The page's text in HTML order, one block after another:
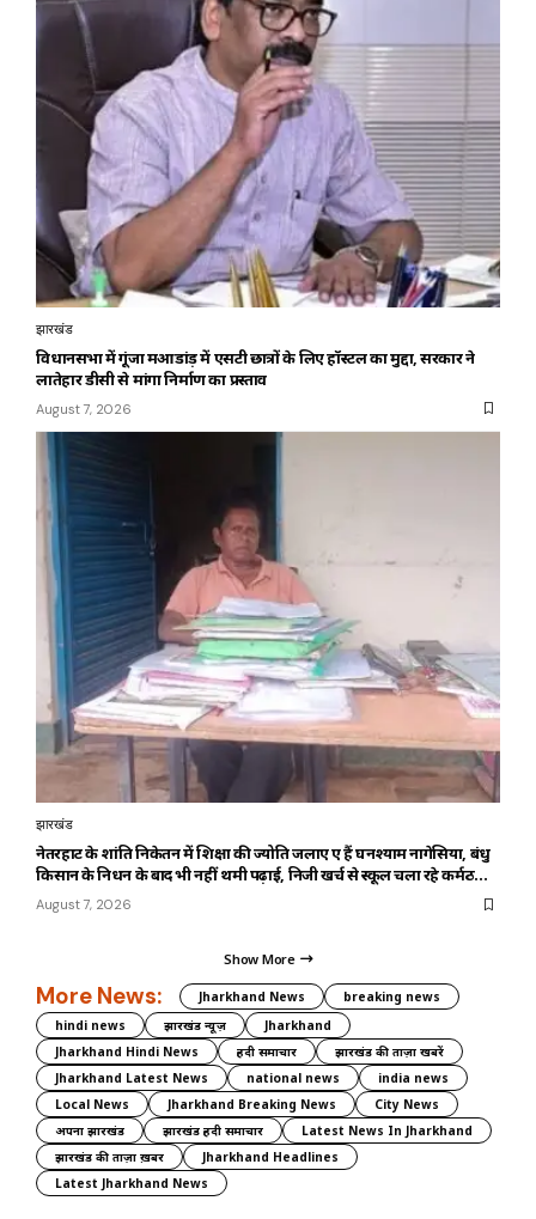
झारखंड
विधानसभा में गूंजा महुआडांड़ में एसटी छात्रों के लिए हॉस्टल का मुद्दा, सरकार ने
लातेहार डीसी से मांगा निर्माण का प्रस्ताव
August 7, 2026
झारखंड
नेतरहाट के शांति निकेतन में शिक्षा की ज्योति जलाए हुए हैं घनश्याम नागेसिया, बंधु
किसान के निधन के बाद भी नहीं थमी पढ़ाई, निजी खर्च से स्कूल चला रहे कर्मठ
शिक्षक
August 7, 2026
Show More
More News: Jharkhand News
breaking news
hindi news
झारखंड न्यूज़
Jharkhand
Jharkhand Hindi News
हिंदी समाचार
झारखंड की ताज़ा खबरें
Jharkhand Latest News
national news
india news
Local News
Jharkhand Breaking News
City News
अपना झारखंड
झारखंड हिंदी समाचार
Latest News In Jharkhand
झारखंड की ताज़ा ख़बर
Jharkhand Headlines
Latest Jharkhand News